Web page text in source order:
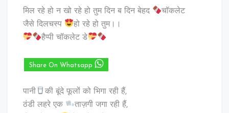
मिल रहे हो न खो रहे हो तुम दिन ब दिन बेहद
चॉकलेट
जैसे दिलचस्प
हो रहे हो तुम।।
हैप्पी चॉकलेट डे
Share On Whatsapp
पानी
की बूंदे फूलों को भिगा रही हैं,
ठंडी लहरे एक
ताज़गी जगा रही हैं,